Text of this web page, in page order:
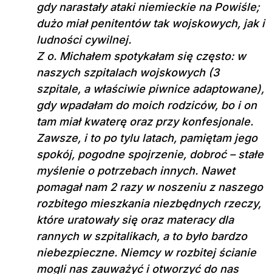
gdy narastały ataki niemieckie na Powiśle;
dużo miał penitentów tak wojskowych, jak i
ludności cywilnej.
Z o. Michałem spotykałam się często: w
naszych szpitalach wojskowych (3
szpitale, a właściwie piwnice adaptowane),
gdy wpadałam do moich rodziców, bo i on
tam miał kwaterę oraz przy konfesjonale.
Zawsze, i to po tylu latach, pamiętam jego
spokój, pogodne spojrzenie, dobroć – stałe
myślenie o potrzebach innych. Nawet
pomagał nam 2 razy w noszeniu z naszego
rozbitego mieszkania niezbędnych rzeczy,
które uratowały się oraz materacy dla
rannych w szpitalikach, a to było bardzo
niebezpieczne. Niemcy w rozbitej ścianie
mogli nas zauważyć i otworzyć do nas